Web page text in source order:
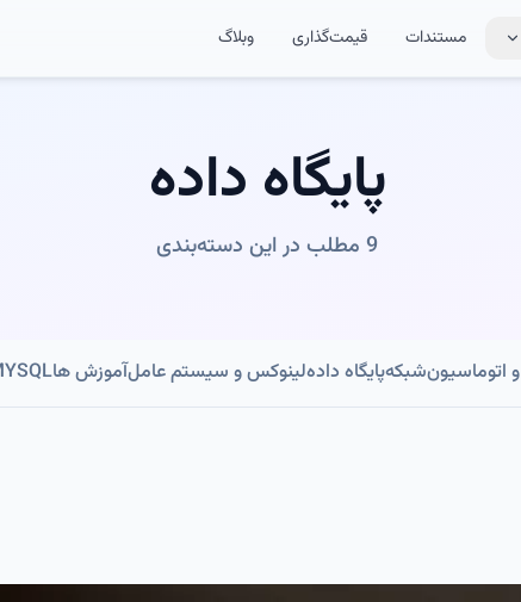
مستندات قیمت‌گذاری وبلاگ
پایگاه داده
9 مطلب در این دسته‌بندی
شبکهپایگاه دادهلینوکس و سیستم عاملآموزش ها